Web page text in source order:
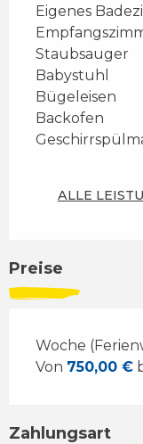
Eigenes
Staubsauger
Babystuhl
Bügeleisen
Backofen
ALLE
Preise
Woche
Von 750,00 €
Zahlungsart